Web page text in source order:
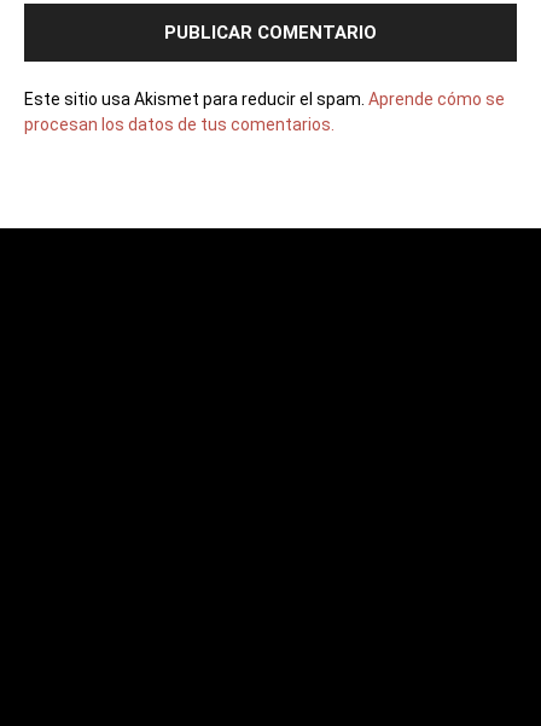
Este sitio usa Akismet para reducir el spam. Aprende cómo se
procesan los datos de tus comentarios.